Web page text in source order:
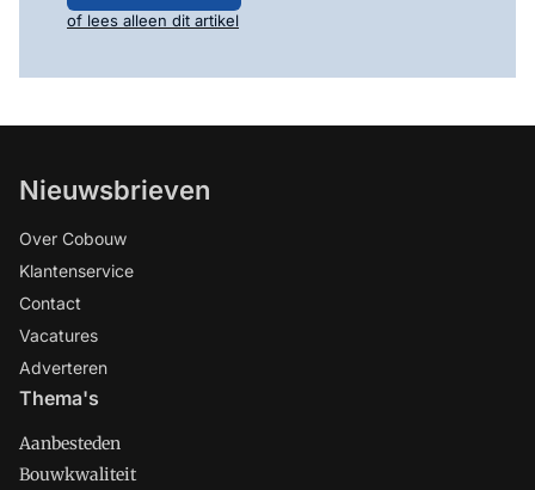
of lees alleen dit artikel
Nieuwsbrieven
Over Cobouw
Klantenservice
Contact
Vacatures
Adverteren
Thema's
Aanbesteden
Bouwkwaliteit